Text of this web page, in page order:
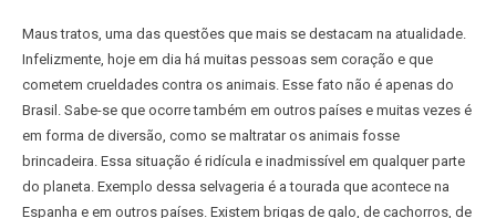
Maus tratos, uma das questões que mais se destacam na atualidade.
Infelizmente, hoje em dia há muitas pessoas sem coração e que
cometem crueldades contra os animais. Esse fato não é apenas do
Brasil. Sabe-se que ocorre também em outros países e muitas vezes é
em forma de diversão, como se maltratar os animais fosse
brincadeira. Essa situação é ridícula e inadmissível em qualquer parte
do planeta. Exemplo dessa selvageria é a tourada que acontece na
Espanha e em outros países. Existem brigas de galo, de cachorros, de